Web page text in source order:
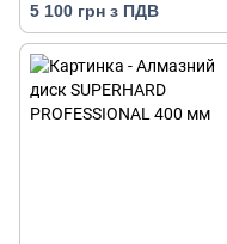
5 100 грн з ПДВ